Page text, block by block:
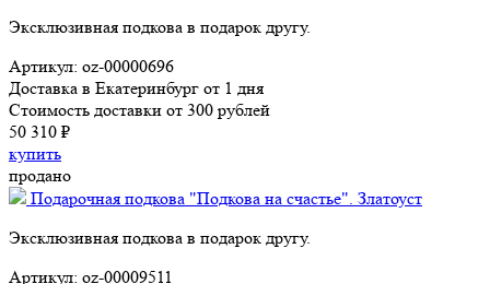
Эксклюзивная подкова в подарок другу.
Артикул: oz-00000696
Доставка в Екатеринбург от 1 дня
Стоимость доставки от 300 рублей
50 310 ₽
купить
продано
Подарочная подкова "Подкова на счастье". Златоуст
Эксклюзивная подкова в подарок другу.
Артикул: oz-00009511